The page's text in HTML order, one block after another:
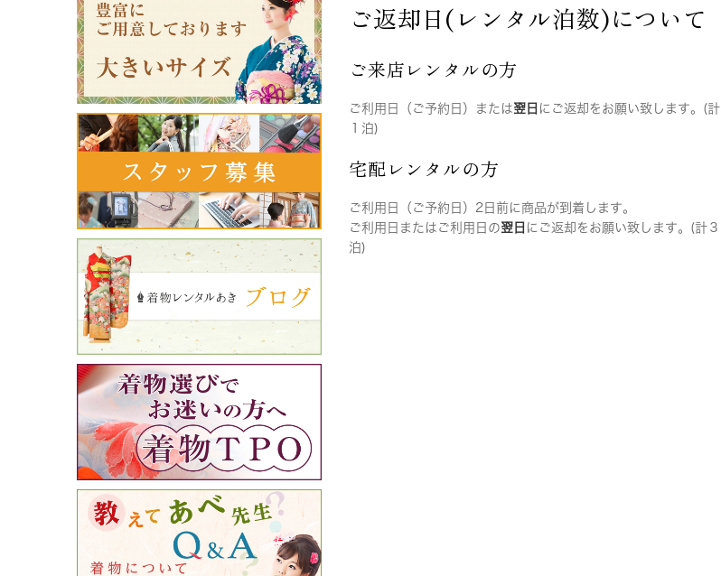
ご返却日(レンタル泊数)について
ご来店レンタルの方
ご利用日（ご予約日）または翌日 にご返却をお願い致します。(計
１泊)
宅配レンタルの方
ご利用日（ご予約日）2日前に商品が到着します。
ご利用日またはご利用日の翌日 にご返却をお願い致します。(計３
泊)